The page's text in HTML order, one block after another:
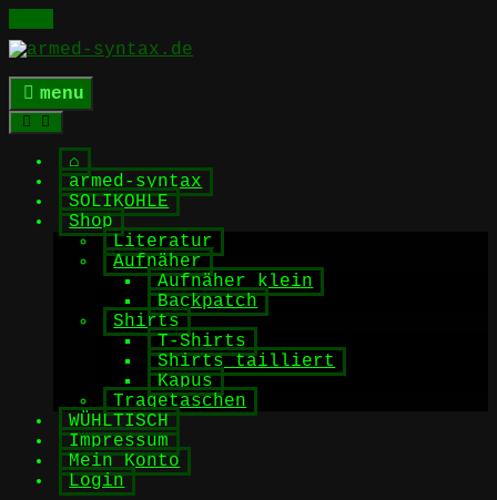
Skip
to
content
menu
⌂
armed-syntax
SOLIKOHLE
Shop
Literatur
Aufnäher
Aufnäher klein
Backpatch
Shirts
T-Shirts
Shirts tailliert
Kapus
Tragetaschen
WÜHLTISCH
Impressum
Mein Konto
Login